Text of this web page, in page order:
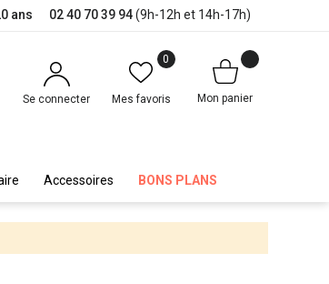
ans 02 40 70 39 94(9h-12h et 14h-17h)
Se connecter
0
Mes favoris Mon panier
Accessoires BONS PLANS